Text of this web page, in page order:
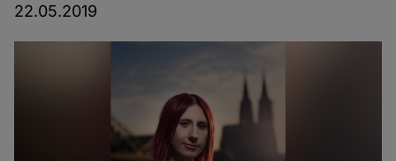
22.05.2019